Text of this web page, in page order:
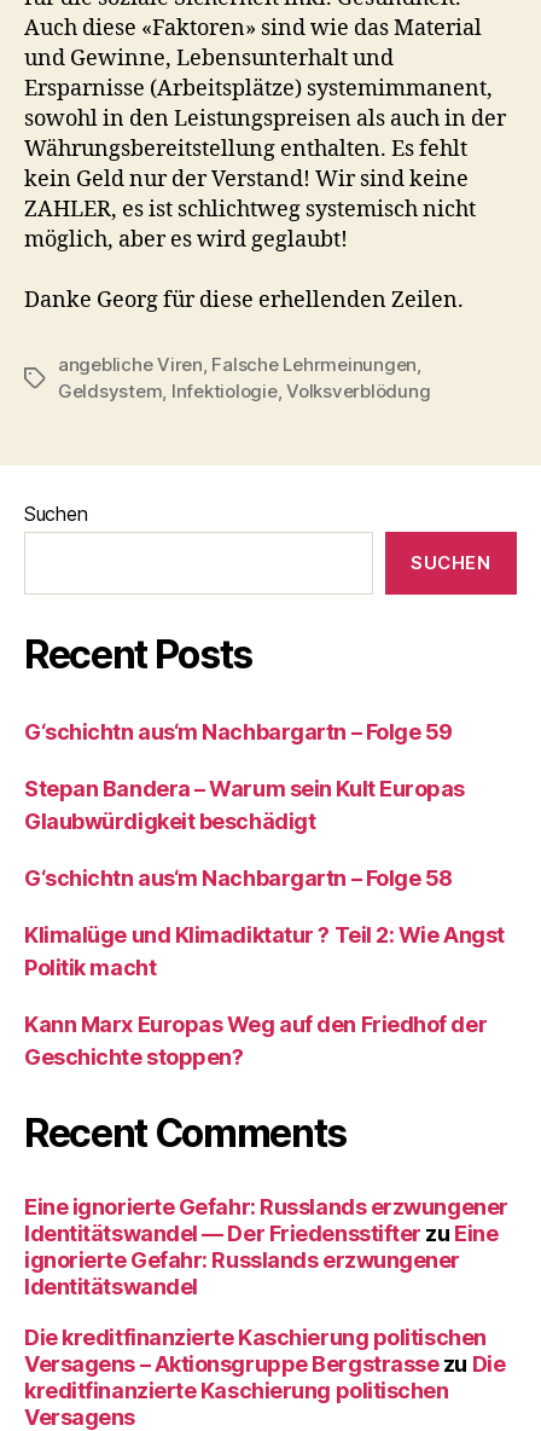
Auch diese «Faktoren» sind wie das Material
und Gewinne, Lebensunterhalt und
Ersparnisse (Arbeitsplätze) systemimmanent,
sowohl in den Leistungspreisen als auch in der
Währungsbereitstellung enthalten. Es fehlt
kein Geld nur der Verstand! Wir sind keine
ZAHLER, es ist schlichtweg systemisch nicht
möglich, aber es wird geglaubt!
Danke Georg für diese erhellenden Zeilen.
Schlagwörter
angebliche Viren Falsche Lehrmeinungen
Geldsystem Infektiologie,Volksverblödung
Suchen
SUCHEN
Recent Posts
G‘schichtn aus‘m Nachbargartn – Folge 59
Stepan Bandera – Warum sein Kult Europas
Glaubwürdigkeit beschädigt
G‘schichtn aus‘m Nachbargartn – Folge 58
Klimalüge und Klimadiktatur ? Teil 2: Wie Angst
Politik macht
Kann Marx Europas Weg auf den Friedhof der
Geschichte stoppen?
Recent Comments
Eine ignorierte Gefahr: Russlands erzwungener
Identitätswandel — Der Friedensstifter zu Eine
ignorierte Gefahr: Russlands erzwungener
Identitätswandel
Die kreditfinanzierte Kaschierung politischen
Versagens – Aktionsgruppe Bergstrassezu Die
kreditfinanzierte Kaschierung politischen
Versagens